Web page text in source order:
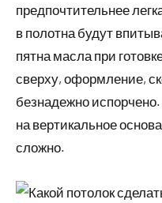
предпочтительнее
в полотна будут
пятна масла при
сверху, оформление,
безнадежно
на вертикальное
сложно.